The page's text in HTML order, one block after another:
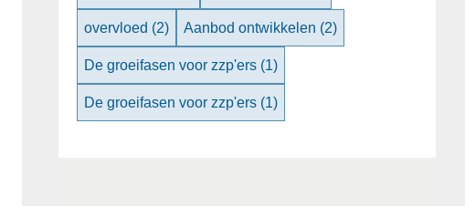
overvloed (2) Aanbod ontwikkelen (2)
De groeifasen voor zzp'ers (1)
De groeifasen voor zzp'ers (1)